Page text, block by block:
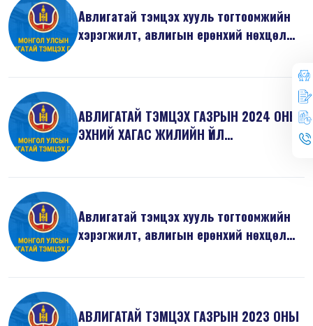
Авлигатай тэмцэх хууль тогтоомжийн
хэрэгжилт, авлигын ерөнхий нөхцөл
АВЛИГАТАЙ ТЭМЦЭХ ГАЗРЫН 2024 ОНЫ
ЭХНИЙ ХАГАС ЖИЛИЙН ҮЙЛ
Авлигатай тэмцэх хууль тогтоомжийн
хэрэгжилт, авлигын ерөнхий нөхцөл
АВЛИГАТАЙ ТЭМЦЭХ ГАЗРЫН 2023 ОНЫ